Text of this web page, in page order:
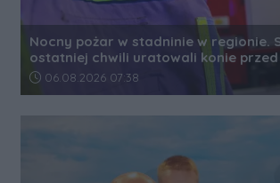
Nocny pożar w stadninie w regionie.
ostatniej chwili uratowali konie przed
Data dodania artykułu:
06.08.2026 07:38